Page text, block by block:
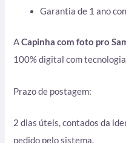
Garantia de 1 ano
ACapinha com foto pro
100% digital com
Prazo de postagem:
2 dias úteis, contados da
pedido pelo sistema.